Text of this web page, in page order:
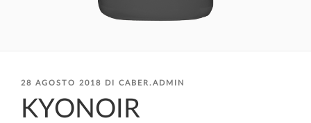
PUBBLICATO
28 AGOSTO 2018 DI CABER.ADMIN
KYONOIR